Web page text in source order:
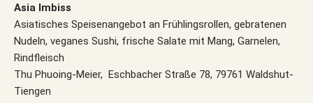
Asia Imbiss
Asiatisches Speisenangebot an Frühlingsrollen, gebratenen
Nudeln, veganes Sushi, frische Salate mit Mang, Garnelen,
Rindfleisch
Thu Phuoing-Meier, Eschbacher Straße 78, 79761 Waldshut-
Tiengen